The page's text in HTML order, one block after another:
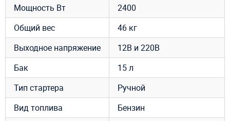
Мощность Вт
2400
Общий вес
46 кг
Выходное напряжение
12В и 220В
Бак
15 л
Тип стартера
Ручной
Вид топлива
Бензин